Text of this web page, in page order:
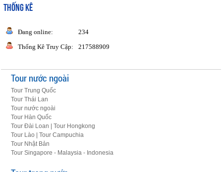
THỐNG KÊ
Đang online:
234
Thống Kê Truy Cập:
217588909
Tour nước ngoài
Tour Trung Quốc
Tour Thái Lan
Tour nước ngoài
Tour Hàn Quốc
Tour Đài Loan | Tour Hongkong
Tour Lào | Tour Campuchia
Tour Nhật Bản
Tour Singapore - Malaysia - Indonesia